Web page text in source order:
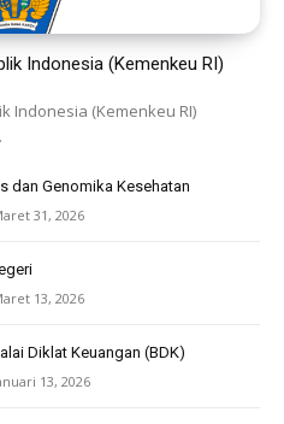
Indonesia (Kemenkeu RI)
Indonesia (Kemenkeu RI)
dan Genomika Kesehatan
31, 2026
13, 2026
Diklat Keuangan (BDK)
13, 2026